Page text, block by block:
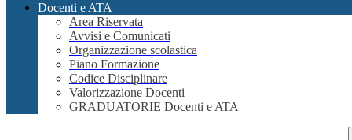
Docenti e ATA
Area Riservata
Avvisi e Comunicati
Organizzazione scolastica
Piano Formazione
Codice Disciplinare
Valorizzazione Docenti
GRADUATORIE Docenti e ATA